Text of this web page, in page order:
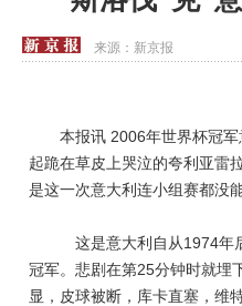
来源： 新京报
本报讯 2006年世界杯冠军
起跪在草皮上哭泣的夸利亚雷
是这一次意大利连小组赛都没
这是意大利自从1974年后
冠军。悲剧在第25分钟时就埋
显，皮球被断，库卡直塞，维